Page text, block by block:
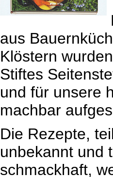
aus
Klöstern
Stiftes
und für unsere
machbar
Die Rezepte,
unbekannt und
schmackhaft,